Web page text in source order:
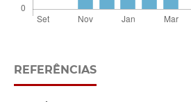
REFERÊNCIAS